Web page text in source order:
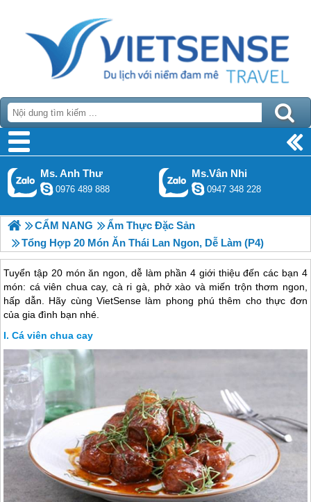
Ms. Anh Thư
0976 489 888
Ms.Vân Nhi
0947 348 228
CẨM NANG
Ẩm Thực Đặc Sản
Tổng Hợp 20 Món Ăn Thái Lan Ngon, Dễ Làm (P4)
Tuyển tập 20 món ăn ngon, dễ làm phần 4 giới thiệu đến các bạn 4
món: cá viên chua cay, cà ri gà, phở xào và miến trộn thơm ngon,
hấp dẫn. Hãy cùng VietSense làm phong phú thêm cho thực đơn
của gia đình bạn nhé.
Cá viên chua cay